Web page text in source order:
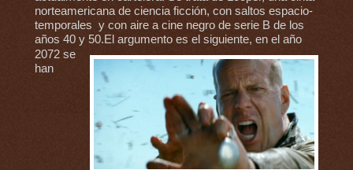
norteamericana de ciencia ficción, con saltos espacio-
temporales y con aire a cine negro de serie B de los
años 40 y 50.El argumento es el siguiente, en el año
2072 se
han